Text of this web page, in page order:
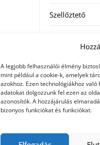
A legjobb felhasználói élmény
mint például a cookie-k, amelyek
azokhoz. Ezen technológiákhoz
adatokat dolgozzunk fel ezen az
azonosítók. A hozzájárulás
bizonyos funkciókat és funkciókat.
Szellőztető
Utazás
Vásárlás